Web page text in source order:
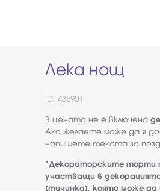
Лека нощ
ID: 435901
В цената не е включена
Ако желаете може да я
напишете текста за
*Декораторските торти
участващи в
(тичинка), която може да